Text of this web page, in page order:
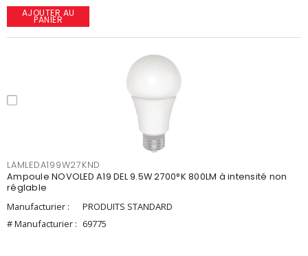
AJOUTER AU
PANIER
LAMLEDA199W27KND
Ampoule NOVOLED A19 DEL 9.5W 2700°K 800LM à intensité non
réglable
Manufacturier :
PRODUITS STANDARD
# Manufacturier : 69775